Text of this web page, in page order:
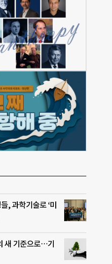
, 과학기술로 ‘미
새 기준으로…기